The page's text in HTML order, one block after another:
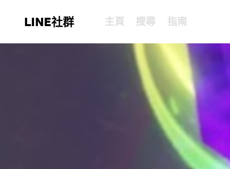
LINE社群 主頁 搜尋 指南